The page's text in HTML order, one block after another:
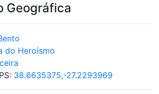
Geográfica
do Heroísmo
38.6635375,-27.2293969